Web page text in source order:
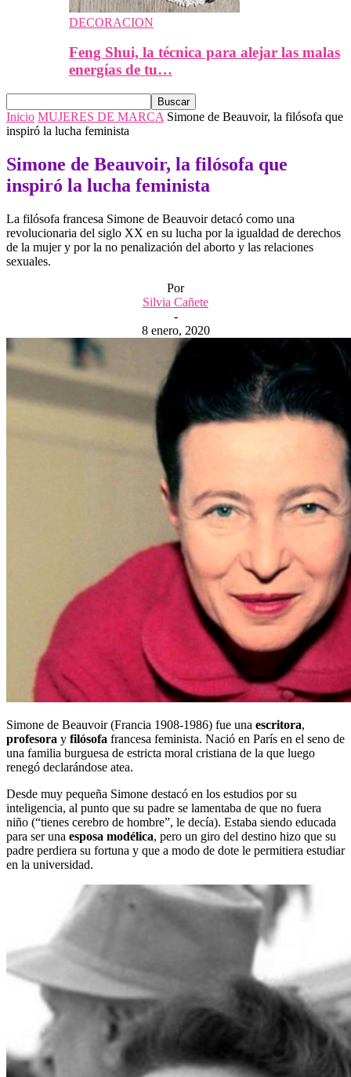
DECORACION
Feng Shui, la técnica para alejar las malas
energías de tu…
Inicio MUJERES DE MARCA Simone de Beauvoir, la filósofa que
inspiró la lucha feminista
Simone de Beauvoir, la filósofa que
inspiró la lucha feminista
La filósofa francesa Simone de Beauvoir detacó como una
revolucionaria del siglo XX en su lucha por la igualdad de derechos
de la mujer y por la no penalización del aborto y las relaciones
sexuales.
Por
Silvia Cañete
-
8 enero, 2020
Simone de Beauvoir (Francia 1908-1986) fue una escritora,
profesora y filósofa francesa feminista. Nació en París en el seno de
una familia burguesa de estricta moral cristiana de la que luego
renegó declarándose atea.
Desde muy pequeña Simone destacó en los estudios por su
inteligencia, al punto que su padre se lamentaba de que no fuera
niño (“tienes cerebro de hombre”, le decía). Estaba siendo educada
para ser una esposa modélica, pero un giro del destino hizo que su
padre perdiera su fortuna y que a modo de dote le permitiera estudiar
en la universidad.